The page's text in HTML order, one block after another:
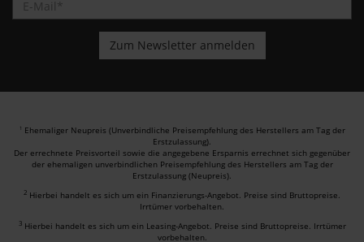
1 Ehemaliger Neupreis (Unverbindliche Preisempfehlung des Herstellers am Tag der
Erstzulassung).
Der errechnete Preisvorteil sowie die angegebene Ersparnis errechnet sich gegenüber
der ehemaligen unverbindlichen Preisempfehlung des Herstellers am Tag der
Erstzulassung (Neupreis).
2 Hierbei handelt es sich um ein Finanzierungs-Angebot. Preise sind Bruttopreise.
Irrtümer vorbehalten.
3 Hierbei handelt es sich um ein Leasing-Angebot. Preise sind Bruttopreise. Irrtümer
vorbehalten.